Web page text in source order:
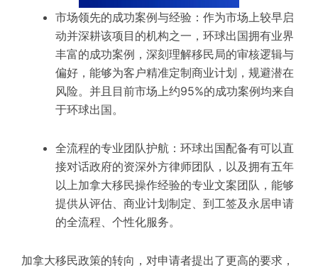
市场领先的成功案例与经验：作为市场上较早启
动并深耕该项目的机构之一，环球出国拥有业界
丰富的成功案例，深刻理解移民局的审核逻辑与
偏好，能够为客户精准定制商业计划，规避潜在
风险。并且目前市场上约95%的成功案例均来自
于环球出国。
全流程的专业团队护航：环球出国配备有可以直
接对话政府的资深外方律师团队，以及拥有五年
以上加拿大移民操作经验的专业文案团队，能够
提供从评估、商业计划制定、到工签及永居申请
的全流程、个性化服务。
加拿大移民政策的转向，对申请者提出了更高的要求，